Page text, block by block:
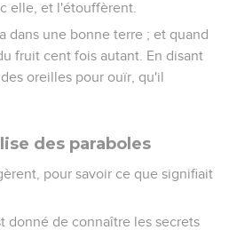
elle, et l'étouffèrent.
dans une bonne terre ; et quand
fruit cent fois autant. En disant
oreilles pour ouïr, qu'il
des paraboles
pour savoir ce que signifiait
donné de connaître les secrets